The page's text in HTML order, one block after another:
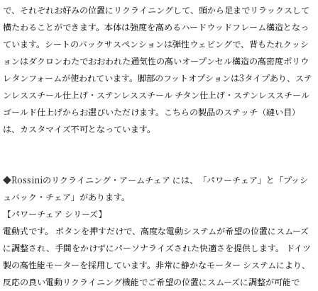
で、それぞれお好みの位置にリクライニングして、頭から足までリラックスして
横たわることができます。本体は強度を高めるハードウッドフレーム構造となっ
ています。シートのバックサスペンションは弾性ウェビングで、背もたれクッシ
ョンはダクロンわたでおおわれた通気性の高いオープンセル構造の高密度ポリウ
レタンフォームが使われています。脚部のフットオプションは3タイプあり、ステ
ンレススチール仕上げ・ステンレススチール チタン仕上げ・ステンレススチール
ゴールド仕上げからお選びいただけます。こちらの製品のステッチ（縫い目）
は、カスタマイズ不可となっています。
◆Rossiniのリクライニング・アームチェア には、「パワーチェア」と「プッシ
ュバック・チェア」があります。
【パワーチェア シリーズ】
電動式です。 ボタンを押すだけで、高度な電動システムが希望の位置にスムーズ
に調整され、手間をかけずにパーソナライズされた快適さを提供します。 ドイツ
製の高性能モーターを採用しています。非常に静かなモーター システムにより、
反応の良い電動リクライニング機能でご希望の位置にスムーズに調整が可能で